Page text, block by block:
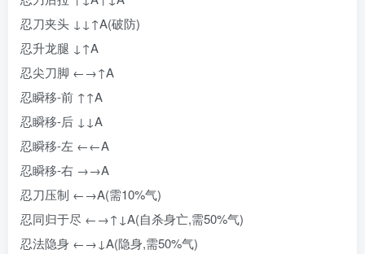
忍刀夹头 ↓↓↑A(破防)
忍升龙腿 ↓↑A
忍尖刀脚 ←→↑A
忍瞬移-前 ↑↑A
忍瞬移-后 ↓↓A
忍瞬移-左 ←←A
忍瞬移-右 →→A
忍刀压制 ←→A(需10%气)
忍同归于尽 ←→↑↓A(自杀身亡,需50%气)
忍法隐身 ←→↓A(隐身,需50%气)